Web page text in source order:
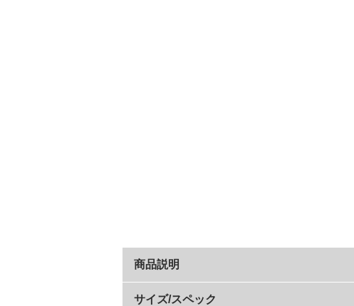
商品説明
毎日はきたい『綿100% 無地 サルエル スウ
サイズ/スペック